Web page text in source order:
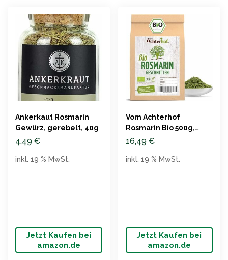
Ankerkaut Rosmarin
Gewürz, gerebelt, 40g
4,49 €
Jetzt Kaufen bei
amazon.de
inkl. 19 % MwSt.
Vom Achterhof
Rosmarin Bio 500g,
getrocknet & fein
16,49 €
Jetzt Kaufen bei
amazon.de
inkl. 19 % MwSt.